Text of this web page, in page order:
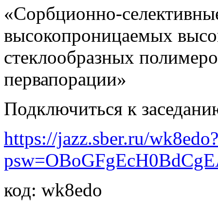
«Сорбционно-
высокопроницаемых
стеклообразных
первапорации»
Подключиться к
https://jazz.sber.ru/wk8edo?
код: wk8edo